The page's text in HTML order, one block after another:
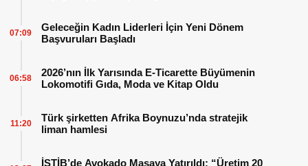
Geleceğin Kadın Liderleri İçin Yeni Dönem
Başvuruları Başladı
07:09
2026’nın İlk Yarısında E-Ticarette Büyümenin
Lokomotifi Gıda, Moda ve Kitap Oldu
06:58
Türk şirketten Afrika Boynuzu’nda stratejik
liman hamlesi
11:20
İSTİB’de Avokado Masaya Yatırıldı: “Üretim 20